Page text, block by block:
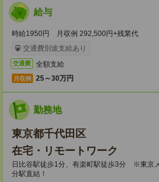
給与
時給1950円 月収例 292,500円+残業代
交通費別途支給あり
交通費 全額支給
月収例 25～30万円
勤務地
東京都千代田区
在宅・リモートワーク
日比谷駅徒歩1分、有楽町駅徒歩3分 ※東京
分駅直結！